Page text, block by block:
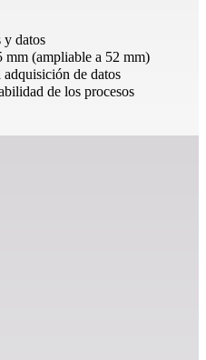
y datos
mm (ampliable a 52 mm)
de datos
de los procesos